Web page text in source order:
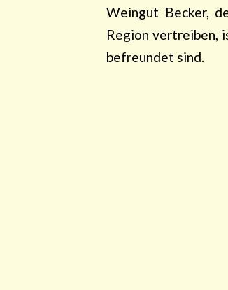
Weingut Becker,
Region vertreiben,
befreundet sind.